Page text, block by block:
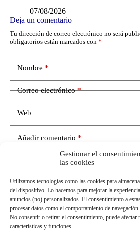
Gestionar el
las cookies
Utilizamos tecnologías como las cookies para
del dispositivo. Lo hacemos para mejorar la
anuncios (no) personalizados. El consentimiento a
procesar datos como el comportamiento de
No consentir o retirar el consentimiento, puede afectar
características y funciones.
07/08/2026
Deja un comentario
Tu dirección de correo electrónico no será
obligatorios están marcados con *
Nombre*
Correo electrónico*
Web
Añadir comentario *
Publicar el comentario